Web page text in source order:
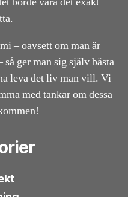
– oavsett om man är
ger man sig själv bästa
leva det liv man vill. Vi
med tankar om dessa